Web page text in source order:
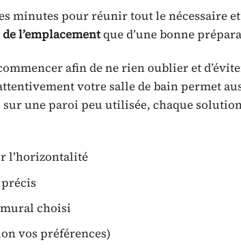
minutes pour réunir tout le nécessaire
l’emplacementque d’une bonne
afin de ne rien oublier et
votre salle de bain permet
une paroi peu utilisée, chaque
l’horizontalité
choisi
vos préférences)